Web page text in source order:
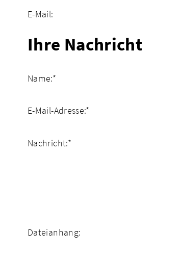
E-Mail:
Ihre Nachricht
Name:*
E-Mail-Adresse:*
Nachricht:*
Dateianhang: